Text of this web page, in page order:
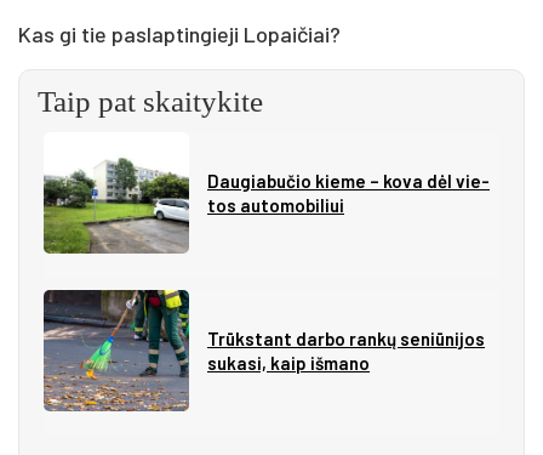
Kas gi tie pa­slap­tin­gie­ji Lo­pai­čiai?
Taip pat skaitykite
Dau­gia­bu­čio kie­me – ko­va dėl vie­
tos au­to­mo­bi­liui
Trūks­tant dar­bo ran­kų se­niū­ni­jos
su­ka­si, kaip iš­ma­no